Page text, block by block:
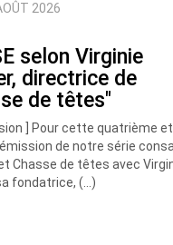
moi de tous les
2026
selon Virginie
directrice de
de têtes"
] Pour cette quatrième et
de notre série
Chasse de têtes avec
fondatrice, (…)